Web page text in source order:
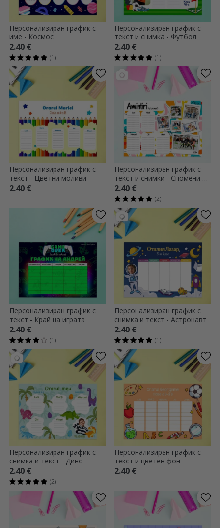
Персонализиран график с
име - Космос
2.40 €
(1)
Персонализиран график с
текст и снимка - Футбол
2.40 €
(1)
Персонализиран график с
текст - Цветни моливи
2.40 €
Персонализиран график с
текст и снимки - Спомени от
училище
2.40 €
(2)
Персонализиран график с
текст - Край на играта
2.40 €
(1)
Персонализиран график с
снимка и текст - Астронавт
2.40 €
(1)
Персонализиран график с
снимка и текст - Дино
2.40 €
(2)
Персонализиран график с
текст и цветен фон
2.40 €